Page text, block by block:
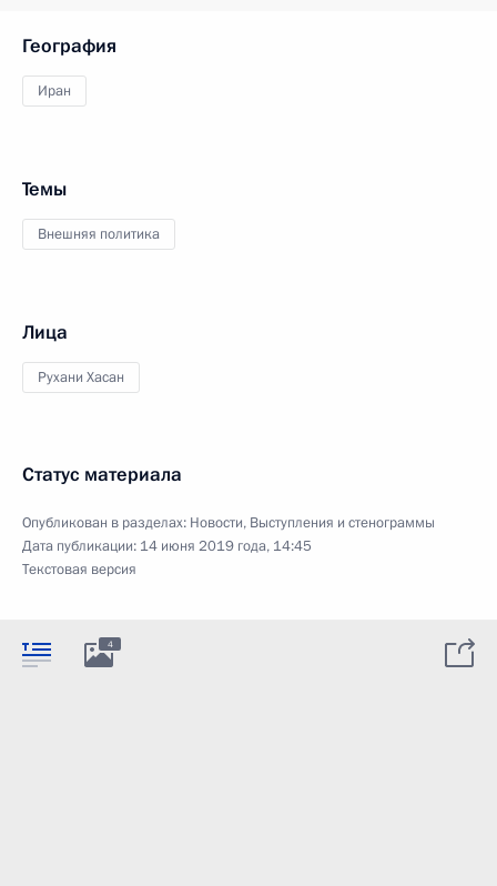
География
Иран
Темы
Внешняя политика
Лица
Рухани Хасан
Статус материала
Опубликован в разделах: Новости, Выступления и стенограммы
Дата публикации: 14 июня 2019 года, 14:45
Текстовая версия
4